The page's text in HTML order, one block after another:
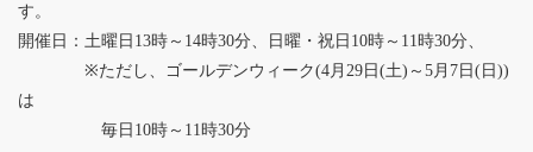
す。
開催日：土曜日13時～14時30分、日曜・祝日10時～11時30分、
※ただし、ゴールデンウィーク(4月29日(土)～5月7日(日))
は
毎日10時～11時30分